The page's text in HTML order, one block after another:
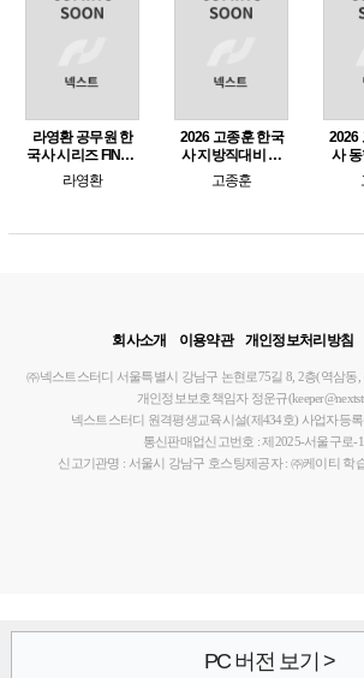
라영환 공무원 한
국사 시리즈 FINAL
작두 모의고사 for
단원별 문제
라영환
2026 고종훈 한국
사 지방직대비 동
형모의고사
고종훈
2026
사
시즌
회사소개 이용약관 개인정보처리방침
㈜넥스트스터디 서울특별시 강남구 논현로75길 8, 2층(역삼동,
개인정보보호책임자 정운규
넥스트스터디 원격평생교육시설(제434호) 사업자등
통신판매업신고번호 : 제2025-서울구로-
신고기관명 : 서울시 강남구 호스팅제공자 : ㈜케이티 학
PC 버전 보기 >